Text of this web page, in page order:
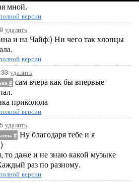
мной.
версии
удалить
и на Чайф:) Ни чего так хлопцы
версии
удалить
# сам вчера как бы впервые
приколола
версии
удалить
# Ну благодаря тебе и я
то даже и не знаю какой музыке
раз по разному.
версии